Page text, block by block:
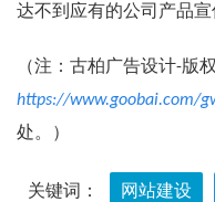
达不到应有的公司产品宣
（注：古柏广告设计-版
https://www.goobai.com/
处。）
关键词： 网站建设